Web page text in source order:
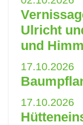
Ulricht
und
17.10.2026
17.10.2026